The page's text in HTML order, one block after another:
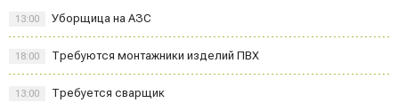
Уборщица на АЗС
13:00
Требуются монтажники изделий ПВХ
18:00
Требуется сварщик
13:00